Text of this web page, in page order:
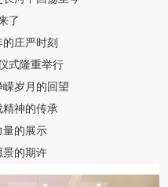
了
庄严时刻
式隆重举行
岁月的回望
精神的传承
量的展示
景的期许